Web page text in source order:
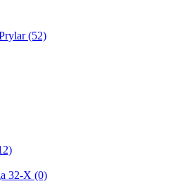
(52)
32-X (0)